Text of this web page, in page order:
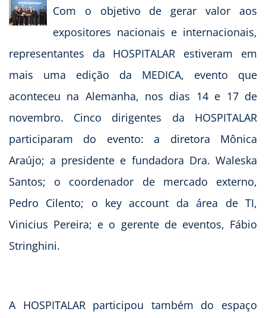
Com o objetivo de gerar valor aos
expositores nacionais e internacionais,
representantes da HOSPITALAR estiveram em
mais uma edição da MEDICA, evento que
aconteceu na Alemanha, nos dias 14 e 17 de
novembro. Cinco dirigentes da HOSPITALAR
participaram do evento: a diretora Mônica
Araújo; a presidente e fundadora Dra. Waleska
Santos; o coordenador de mercado externo,
Pedro Cilento; o key account da área de TI,
Vinicius Pereira; e o gerente de eventos, Fábio
Stringhini.
A HOSPITALAR participou também do espaço